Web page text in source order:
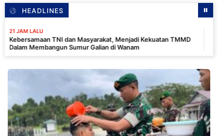
HEADLINES
TNI dan Masyarakat, Menjadi Kekuatan TMMD
Sumur Galian di Wanam